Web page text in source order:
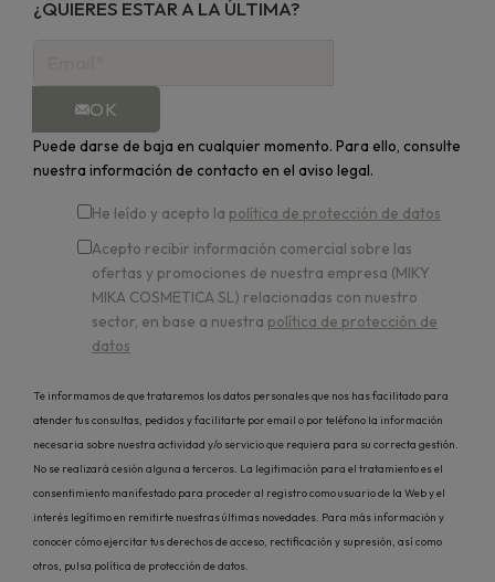
¿QUIERES ESTAR A LA ÚLTIMA?
OK
Puede darse de baja en cualquier momento. Para ello, consulte
nuestra información de contacto en el aviso legal.
He leído y acepto la política de protección de datos
Acepto recibir información comercial sobre las
ofertas y promociones de nuestra empresa (MIKY
MIKA COSMETICA SL) relacionadas con nuestro
sector, en base a nuestra política de protección de
datos
Te informamos de que trataremos los datos personales que nos has facilitado para
atender tus consultas, pedidos y facilitarte por email o por teléfono la información
necesaria sobre nuestra actividad y/o servicio que requiera para su correcta gestión.
No se realizará cesión alguna a terceros. La legitimación para el tratamiento es el
consentimiento manifestado para proceder al registro como usuario de la Web y el
interés legítimo en remitirte nuestras últimas novedades. Para más información y
conocer cómo ejercitar tus derechos de acceso, rectificación y supresión, así como
otros, pulsa política de protección de datos.